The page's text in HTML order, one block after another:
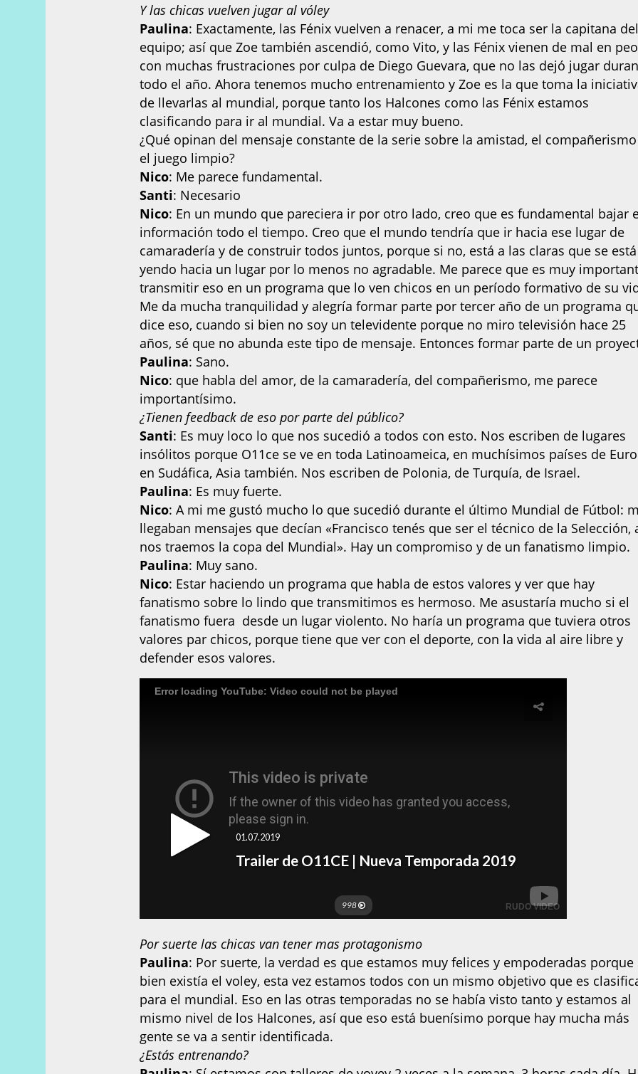
Y las chicas vuelven jugar al vóley
Paulina: Exactamente, las Fénix vuelven a renacer, a mi me toca ser la capitana del
equipo; así que Zoe también ascendió, como Vito, y las Fénix vienen de mal en
con muchas frustraciones por culpa de Diego Guevara, que no las dejó jugar
todo el año. Ahora tenemos mucho entrenamiento y Zoe es la que toma la
de llevarlas al mundial, porque tanto los Halcones como las Fénix estamos
clasificando para ir al mundial. Va a estar muy bueno.
¿Qué opinan del mensaje constante de la serie sobre la amistad, el
el juego limpio?
Nico: Me parece fundamental.
Santi: Necesario
Nico: En un mundo que pareciera ir por otro lado, creo que es fundamental bajar
información todo el tiempo. Creo que el mundo tendría que ir hacia ese lugar de
camaradería y de construir todos juntos, porque si no, está a las claras que se está
yendo hacia un lugar por lo menos no agradable. Me parece que es muy
transmitir eso en un programa que lo ven chicos en un período formativo de su
Me da mucha tranquilidad y alegría formar parte por tercer año de un programa
dice eso, cuando si bien no soy un televidente porque no miro televisión hace 25
años, sé que no abunda este tipo de mensaje. Entonces formar parte de un
Paulina: Sano.
Nico: que habla del amor, de la camaradería, del compañerismo, me parece
importantísimo.
¿Tienen feedback de eso por parte del público?
Santi: Es muy loco lo que nos sucedió a todos con esto. Nos escriben de lugares
insólitos porque O11ce se ve en toda Latinoameica, en muchísimos países de
en Sudáfica, Asia también. Nos escriben de Polonia, de Turquía, de Israel.
Paulina: Es muy fuerte.
Nico: A mi me gustó mucho lo que sucedió durante el último Mundial de Fútbol:
llegaban mensajes que decían «Francisco tenés que ser el técnico de la Selección,
nos traemos la copa del Mundial». Hay un compromiso y de un fanatismo limpio.
Paulina: Muy sano.
Nico: Estar haciendo un programa que habla de estos valores y ver que hay
fanatismo sobre lo lindo que transmitimos es hermoso. Me asustaría mucho si el
fanatismo fuera desde un lugar violento. No haría un programa que tuviera otros
valores par chicos, porque tiene que ver con el deporte, con la vida al aire libre y
defender esos valores.
Por suerte las chicas van tener mas protagonismo
Paulina: Por suerte, la verdad es que estamos muy felices y empoderadas porque
bien existía el voley, esta vez estamos todos con un mismo objetivo que es
para el mundial. Eso en las otras temporadas no se había visto tanto y estamos al
mismo nivel de los Halcones, así que eso está buenísimo porque hay mucha más
gente se va a sentir identificada.
¿Estás entrenando?